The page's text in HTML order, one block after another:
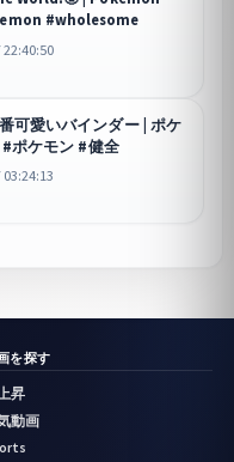
#wholesome
可愛いバインダー | ポケ
ポケモン #健全
を探す
昇
動画